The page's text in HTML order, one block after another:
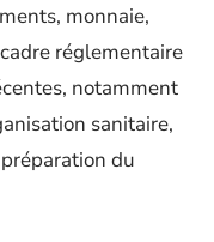
monnaie,
réglementaire
notamment
sanitaire,
du